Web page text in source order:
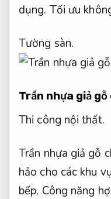
dụng. Tối ưu
Tường sàn.
Trần nhựa giả gỗ
Thi công nội thất.
Trần nhựa giả gỗ
hảo cho các khu
bếp, Công năng